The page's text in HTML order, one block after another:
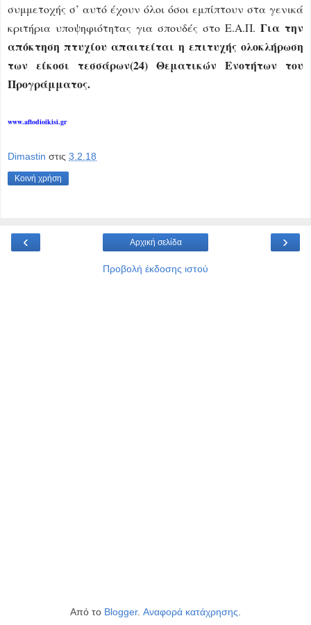
συμμετοχής σ’ αυτό έχουν όλοι όσοι εμπίπτουν στα γενικά
κριτήρια υποψηφιότητας για σπουδές στο Ε.Α.Π. Για την
απόκτηση πτυχίου απαιτείται η επιτυχής ολοκλήρωση
των είκοσι τεσσάρων(24) Θεματικών Ενοτήτων του
Προγράμματος.
www.aftodioikisi.gr
Dimastin στις 3.2.18
Κοινή χρήση
‹ ›
Αρχική σελίδα
Προβολή έκδοσης ιστού
Από το Blogger. Αναφορά κατάχρησης